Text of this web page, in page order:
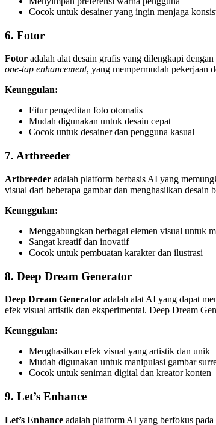
Cocok untuk desainer yang ingin menjaga
6. Fotor
Fotor adalah alat desain grafis yang dilengkapi
one-tap enhancement, yang mempermudah pekerjaan
Keunggulan:
Fitur pengeditan foto otomatis
Mudah digunakan untuk desain cepat
Cocok untuk desainer dan pengguna kasual
7. Artbreeder
Artbreeder adalah platform berbasis AI yang
visual dari beberapa gambar dan menghasilkan
Keunggulan:
Menggabungkan berbagai elemen visual untuk
Sangat kreatif dan inovatif
Cocok untuk pembuatan karakter dan ilustrasi
8. Deep Dream Generator
Deep Dream Generator adalah alat AI yang dapat
efek visual artistik dan eksperimental. Deep Dream
Keunggulan:
Menghasilkan efek visual yang artistik dan unik
Mudah digunakan untuk manipulasi gambar
Cocok untuk seniman digital dan kreator konten
9. Let’s Enhance
Let’s Enhance adalah platform AI yang berfokus